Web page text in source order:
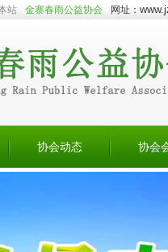
站 金寨春雨公益协会 网址：
协会动态 协会